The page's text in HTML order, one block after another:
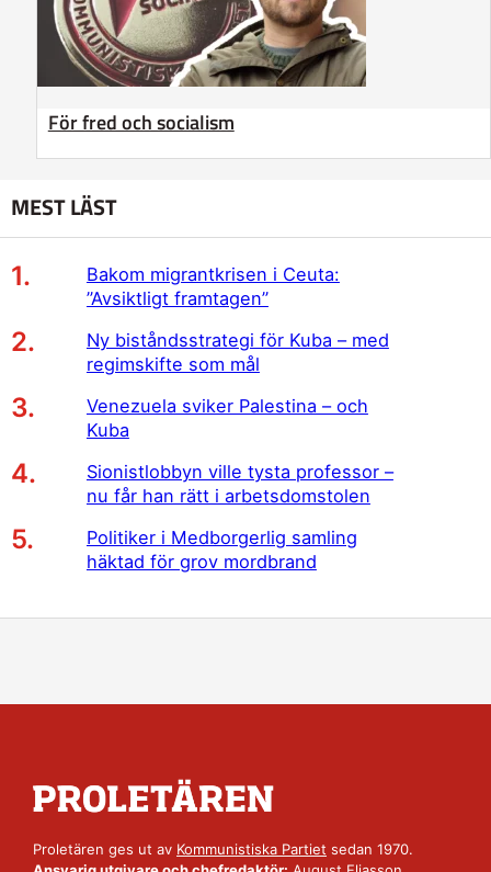
För fred och socialism
MEST LÄST
Bakom migrantkrisen i Ceuta:
”Avsiktligt framtagen”
Ny biståndsstrategi för Kuba – med
regimskifte som mål
Venezuela sviker Palestina – och
Kuba
Sionistlobbyn ville tysta professor –
nu får han rätt i arbetsdomstolen
Politiker i Medborgerlig samling
häktad för grov mordbrand
Proletären ges ut av Kommunistiska Partiet sedan 1970.